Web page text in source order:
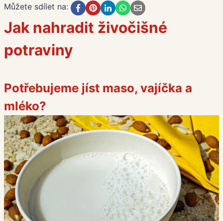
Můžete sdílet na:
Jak nahradit živočišné
potraviny
Potřebujeme jíst maso, vajíčka a
mléko?